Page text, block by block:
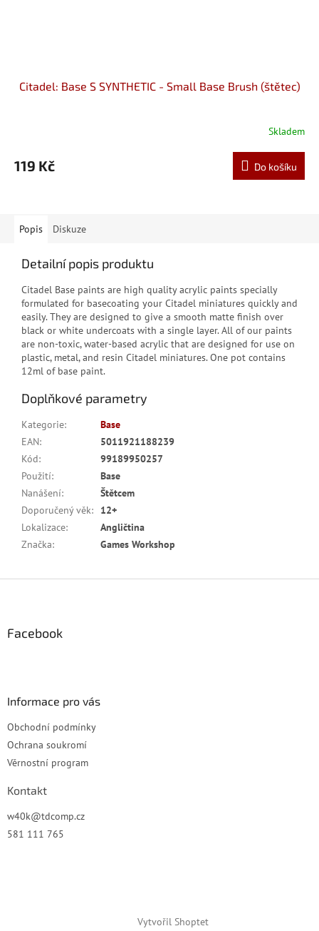
Citadel: Base S SYNTHETIC - Small Base Brush (štětec)
Skladem
119 Kč Do košíku
Popis Diskuze
Detailní popis produktu
Citadel Base paints are high quality acrylic paints specially
formulated for basecoating your Citadel miniatures quickly and
easily. They are designed to give a smooth matte finish over
black or white undercoats with a single layer. All of our paints
are non-toxic, water-based acrylic that are designed for use on
plastic, metal, and resin Citadel miniatures. One pot contains
12ml of base paint.
Doplňkové parametry
Kategorie:
Base
EAN:
5011921188239
Kód:
99189950257
Použití:
Base
Nanášení:
Štětcem
Doporučený věk:
12+
Lokalizace:
Angličtina
Značka: Games Workshop
Facebook
Informace pro vás
Obchodní podmínky
Ochrana soukromí
Věrnostní program
Kontakt
w40k@tdcomp.cz
581 111 765
Vytvořil Shoptet